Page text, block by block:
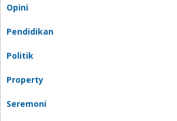
Opini
Pendidikan
Politik
Property
Seremoni